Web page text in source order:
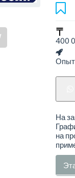
400
Опыт
На
на